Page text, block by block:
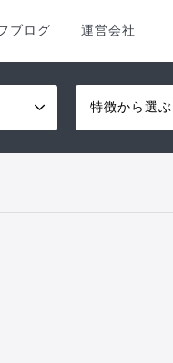
ブログ 運営会社
特徴から選ぶ